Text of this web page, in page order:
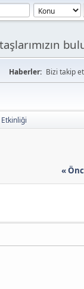
Haberler: Bizi takip
«